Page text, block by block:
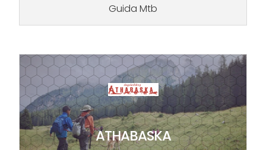
Guida Mtb
ATHABASKA